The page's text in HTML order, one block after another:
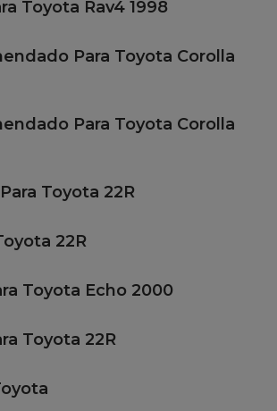
Toyota Rav4 1998
Para Toyota Corolla
Para Toyota Corolla
Toyota 22R
22R
Toyota Echo 2000
Toyota 22R